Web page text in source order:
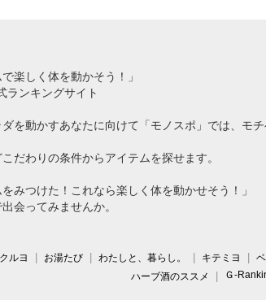
で楽しく体を動かそう！」
ランキングサイト
を動かすあなたに向けて「モノスポ」では、モ
だわりの条件からアイテムを探せます。
みつけた！これなら楽しく体を動かせそう！」
会ってみませんか。
ルヨ お湯たび わたしと、暮らし。 キテミヨ
ハーブ酒のススメ
Ｇ-